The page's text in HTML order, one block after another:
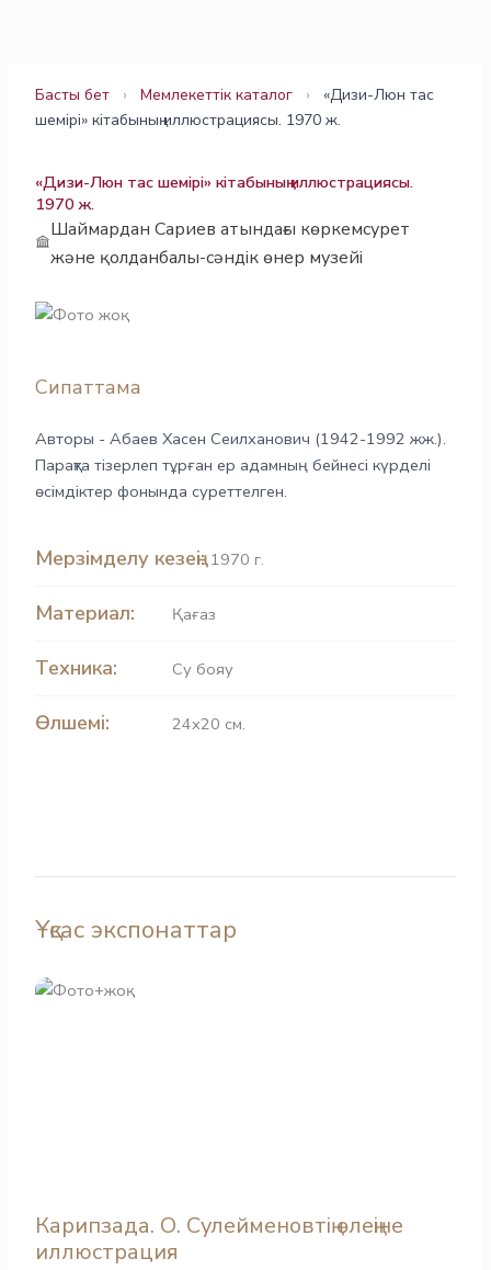
Басты бет › Мемлекеттік каталог ›
«Дизи-Люн тас
шемірі» кітабының иллюстрациясы. 1970 ж.
«Дизи-Люн тас шемірі» кітабының иллюстрациясы.
1970 ж.
Шаймардан Сариев атындағы көркемсурет
және қолданбалы-сәндік өнер музейі
Сипаттама
Авторы - Абаев Хасен Сеилханович (1942-1992 жж.).
Парақта тізерлеп тұрған ер адамның бейнесі күрделі
өсімдіктер фонында суреттелген.
Мерзімделу кезеңі: 1970 г.
Материал: Қағаз
Техника: Су бояу
Өлшемі: 24х20 см.
Ұқсас экспонаттар
Карипзада. О. Сулейменовтің өлеңіне
иллюстрация